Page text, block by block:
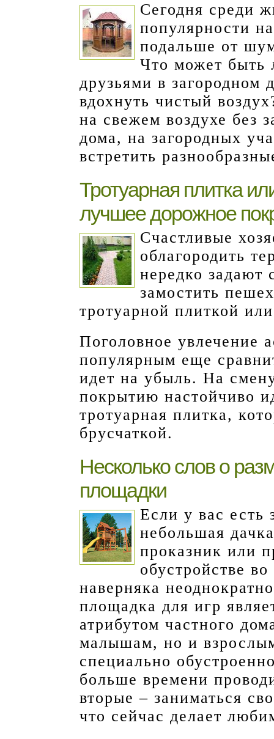
Сегодня среди
популярности
подальше от
Что может быть
друзьями в
вдохнуть чистый
на свежем воздухе без
дома, на загородных
встретить
Тротуарная плитка
лучшее дорожное
Счастливые
облагородить
нередко задают
замостить
тротуарной плиткой
Поголовное увлечение
популярным еще
идет на убыль. На
покрытию настойчиво
тротуарная плитка,
брусчаткой.
Несколько слов о
площадки
Если у вас есть
небольшая
проказник или
обустройстве
наверняка
площадка для игр
атрибутом частного
малышам, но и
специально
больше времени
вторые – заниматься
что сейчас делает